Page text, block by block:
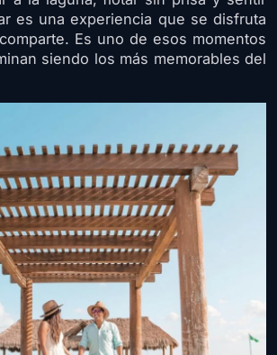
es una experiencia que se disfruta
Es uno de esos momentos
siendo los más memorables del